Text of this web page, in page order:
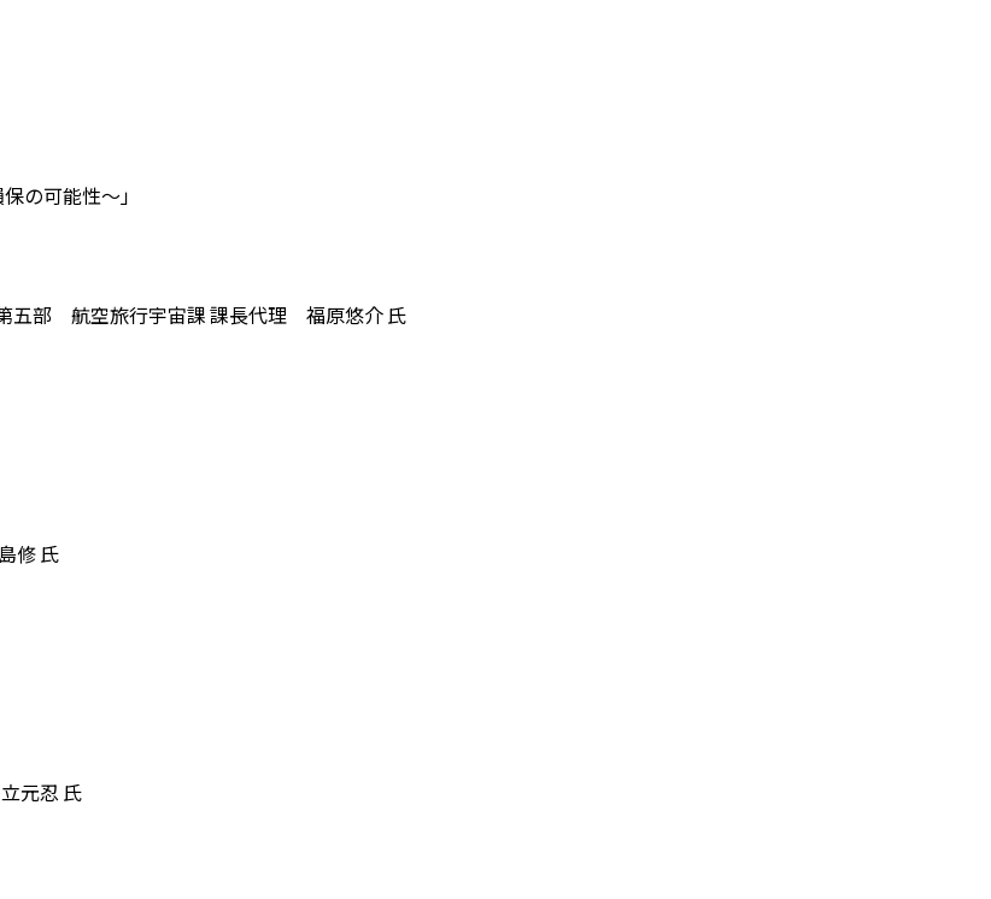
の可能性〜」
五部 航空旅行宇宙課 課長代理 福原悠介 氏
修 氏
元忍 氏